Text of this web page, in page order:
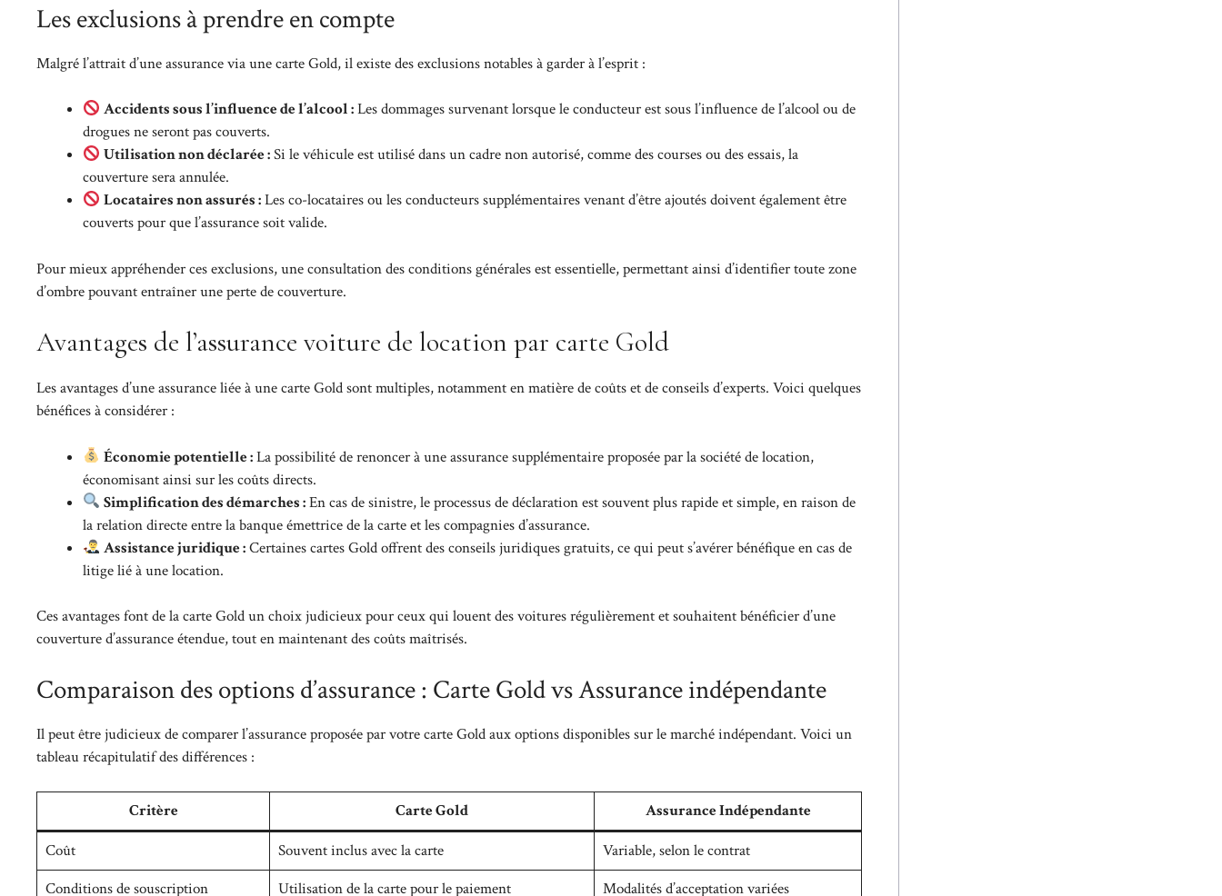
Les exclusions à prendre en compte
Malgré l’attrait d’une assurance via une carte Gold, il existe des exclusions notables à garder à l’esprit :
Accidents sous l’influence de l’alcool :Les dommages survenant lorsque le conducteur est sous l’influence de l’alcool ou de
drogues ne seront pas couverts.
Utilisation non déclarée :Si le véhicule est utilisé dans un cadre non autorisé, comme des courses ou des essais, la
couverture sera annulée.
Locataires non assurés :Les co-locataires ou les conducteurs supplémentaires venant d’être ajoutés doivent également être
couverts pour que l’assurance soit valide.
Pour mieux appréhender ces exclusions, une consultation desconditions généralesest essentielle, permettant ainsi d’identifier toute zone
d’ombre pouvant entraîner une perte de couverture.
Avantages de l’assurance voiture de location par carte Gold
Les avantages d’une assurance liée à une carte Gold sont multiples, notamment en matière de coûts et de conseils d’experts. Voici quelques
bénéfices à considérer :
Économie potentielle :La possibilité de renoncer à une assurance supplémentaire proposée par la société de location,
économisant ainsi sur les coûts directs.
Simplification des démarches :En cas de sinistre, le processus de déclaration est souvent plus rapide et simple, en raison de
la relation directe entre la banque émettrice de la carte et les compagnies d’assurance.
Assistance juridique :Certaines cartes Gold offrent des conseils juridiques gratuits, ce qui peut s’avérer bénéfique en cas de
litige lié à une location.
Ces avantages font de la carte Gold un choix judicieux pour ceux qui louent des voitures régulièrement et souhaitent bénéficier d’une
couverture d’assurance étendue, tout en maintenant des coûts maîtrisés.
Comparaison des options d’assurance : Carte Gold vs Assurance indépendante
Il peut être judicieux de comparer l’assurance proposée par votre carte Gold aux options disponibles sur le marché indépendant. Voici un
tableau récapitulatif des différences :
Critère Carte Gold
Assurance Indépendante
Coût
Souvent inclus avec la carte
Variable, selon le contrat
Conditions de souscription
Utilisation de la carte pour le paiement Modalités d’acceptation variées